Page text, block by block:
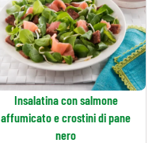
Insalatina con salmone
affumicato e crostini di pane
nero